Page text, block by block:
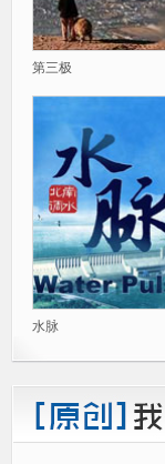
第三极
水脉